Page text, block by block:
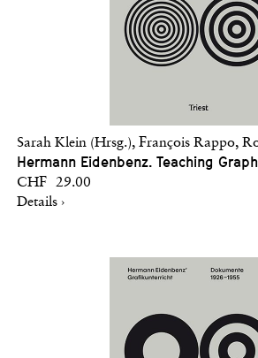
Sarah Klein (Hrsg.), François Rappo,
Hermann Eidenbenz. Teaching
CHF 29.00
Details ›